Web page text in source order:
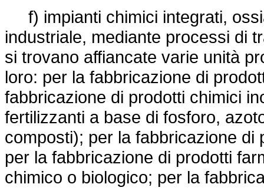
f) impianti chimici integrati,
industriale, mediante processi di
si trovano affiancate varie unità
loro: per la fabbricazione di
fabbricazione di prodotti chimici
fertilizzanti a base di fosforo,
composti); per la fabbricazione di
per la fabbricazione di prodotti
chimico o biologico; per la